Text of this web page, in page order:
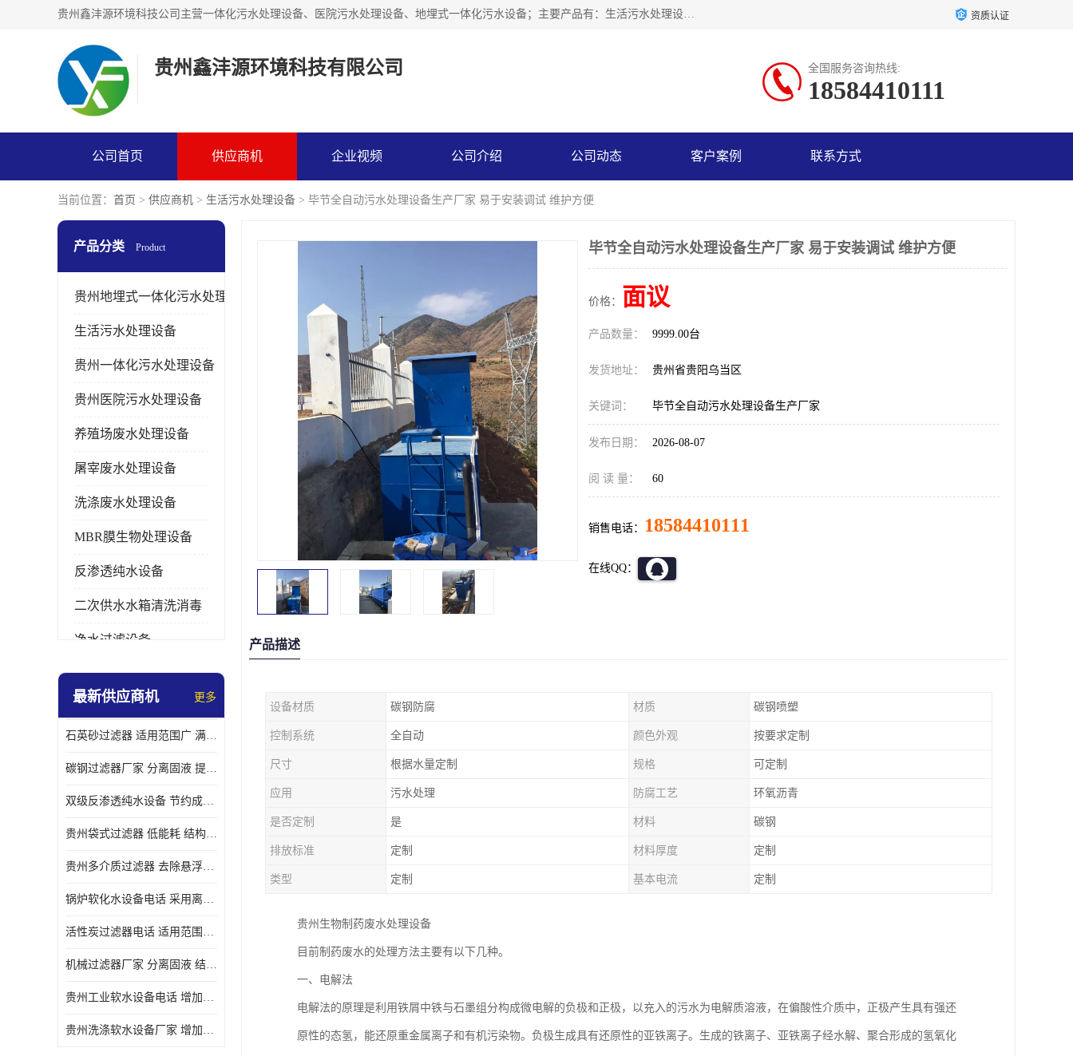
贵州鑫沣源环境科技公司主营一体化污水处理设备、医院污水处理设备、地埋式一体化污水设备；主要产品有：生活污水处理设备，养殖场废水处理设备，屠宰废水处理设备，洗涤废水处理设备，MBR膜生物处理设备，反渗透纯水设备，二次供水水箱清洗消毒，净水过滤设备，软水设备等。欢迎新老顾客来电咨询！ 资质认证
贵州鑫沣源环境科技有限公司 全国服务咨询热线:
18584410111
公司首页 供应商机 企业视频 公司介绍 公司动态 客户案例 联系方式
当前位置： 首页 > 供应商机 > 生活污水处理设备 > 毕节全自动污水处理设备生产厂家 易于安装调试 维护方便
产品分类 Product
贵州地埋式一体化污水处理设备
生活污水处理设备
贵州一体化污水处理设备
贵州医院污水处理设备
养殖场废水处理设备
屠宰废水处理设备
洗涤废水处理设备
MBR膜生物处理设备
反渗透纯水设备
二次供水水箱清洗消毒
净水过滤设备
软水设备
最新供应商机 更多
石英砂过滤器 适用范围广 满足不同的需求
碳钢过滤器厂家 分离固液 提高过滤效率
双级反渗透纯水设备 节约成本 提供高纯度水
贵州袋式过滤器 低能耗 结构简单
贵州多介质过滤器 去除悬浮物 防止水垢和堵塞
锅炉软化水设备电话 采用离子交换技术 减少维修和更换的成本
活性炭过滤器电话 适用范围广 防止水垢和堵塞
机械过滤器厂家 分离固液 结构简单
贵州工业软水设备电话 增加清洁效果 使水更加清澈 干净
贵州洗涤软水设备厂家 增加清洁效果 减少维修和更换的成本
毕节全自动污水处理设备生产厂家 易于安装调试 维护方便
价格： 面议
产品数量： 9999.00台
发货地址： 贵州省贵阳乌当区
关键词： 毕节全自动污水处理设备生产厂家
发布日期： 2026-08-07
阅 读 量： 60
销售电话： 18584410111
在线QQ：
产品描述
设备材质 碳钢防腐 材质 碳钢喷塑
控制系统 全自动 颜色外观 按要求定制
尺寸 根据水量定制 规格 可定制
应用 污水处理 防腐工艺 环氧沥青
是否定制 是 材料 碳钢
排放标准 定制 材料厚度 定制
类型 定制 基本电流 定制
贵州生物制药废水处理设备
目前制药废水的处理方法主要有以下几种。
一、电解法
电解法的原理是利用铁屑中铁与石墨组分构成微电解的负极和正极，以充入的污水为电解质溶液，在偏酸性介质中，正极产生具有强还
原性的态氢，能还原重金属离子和有机污染物。负极生成具有还原性的亚铁离子。生成的铁离子、亚铁离子经水解、聚合形成的氢氧化